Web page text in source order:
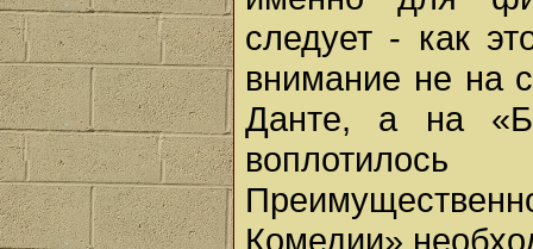
следует - как
внимание не на
Данте, а на
Комедии»